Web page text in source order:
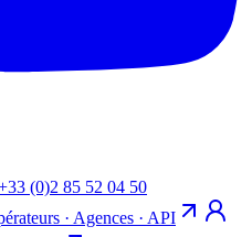
(0)2 85 52 04 50
· Agences · API